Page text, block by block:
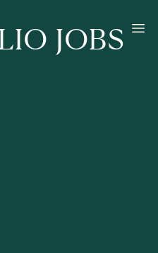
JOBS